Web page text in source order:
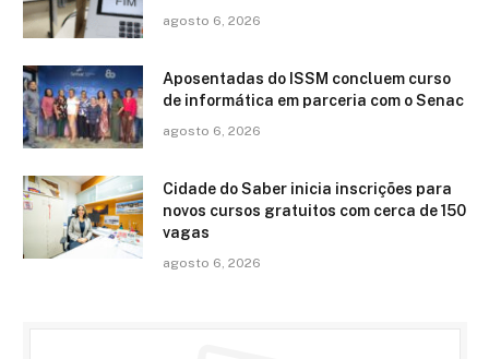
agosto 6, 2026
Aposentadas do ISSM concluem curso
de informática em parceria com o Senac
agosto 6, 2026
Cidade do Saber inicia inscrições para
novos cursos gratuitos com cerca de 150
vagas
agosto 6, 2026